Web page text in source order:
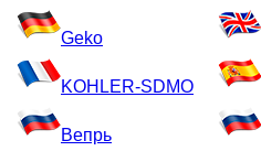
Geko
KOHLER-SDMO
Вепрь